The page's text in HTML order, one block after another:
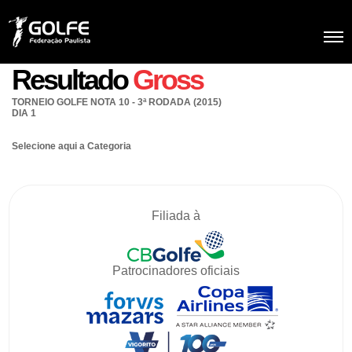
ResultadoGross
TORNEIO GOLFE NOTA 10 - 3ª RODADA (2015)
DIA 1
Selecione aqui a Categoria
Filiada à
Patrocinadores oficiais